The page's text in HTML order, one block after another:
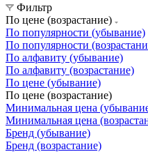
Фильтр
По цене (возрастание)
По популярности (убывание)
По популярности
По алфавиту (убывание)
По алфавиту (возрастание)
По цене (убывание)
По цене (возрастание)
Минимальная цена
Минимальная цена
Бренд (убывание)
Бренд (возрастание)